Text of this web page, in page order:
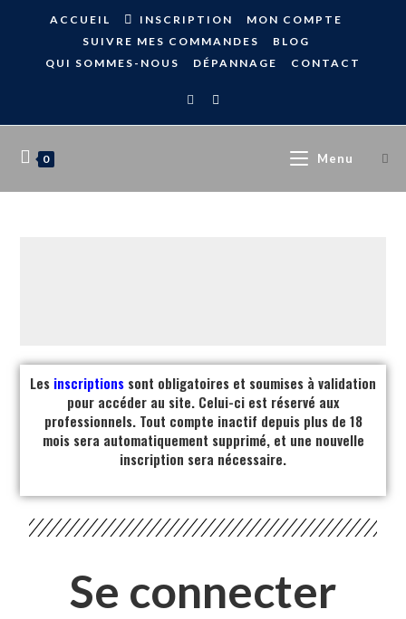
ACCUEIL INSCRIPTION
MON COMPTE
SUIVRE MES COMMANDES
BLOG
QUI SOMMES-NOUS
DÉPANNAGE CONTACT
0 Menu
Les inscriptions sont obligatoires et soumises à validation
pour accéder au site. Celui-ci est réservé aux
professionnels. Tout compte inactif depuis plus de 18
mois sera automatiquement supprimé, et une nouvelle
inscription sera nécessaire.
Se connecter